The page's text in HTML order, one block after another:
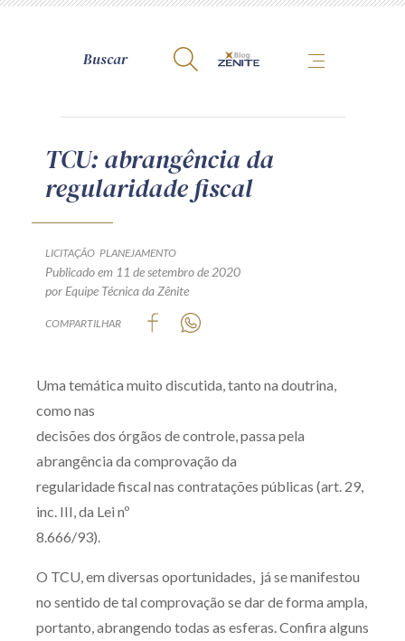
A Zênite
Como publicar conosco
Termos de uso
Guia de Direitos dos Titulares de Dados
Produtos e serviços
Zênite Fácil IA
Capacitação
TCU: abrangência da
regularidade fiscal
LICITAÇÃO PLANEJAMENTO
Publicado em 11 de setembro de 2020
por Equipe Técnica da Zênite
COMPARTILHAR
Uma temática muito discutida, tanto na doutrina,
como nas
decisões dos órgãos de controle, passa pela
abrangência da comprovação da
regularidade fiscal nas contratações públicas (art. 29,
inc. III, da Lei nº
8.666/93).
O TCU, em diversas oportunidades, já se manifestou
no sentido de tal comprovação se dar de forma ampla,
portanto, abrangendo todas as esferas. Confira alguns